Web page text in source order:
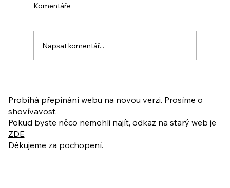
ukázkové lekce
Komentáře
Napsat komentář...
Probíhá přepínání webu na novou verzi. Prosíme o
shovívavost.
Pokud byste něco nemohli najít, odkaz na starý web je
ZDE
Děkujeme za pochopení.